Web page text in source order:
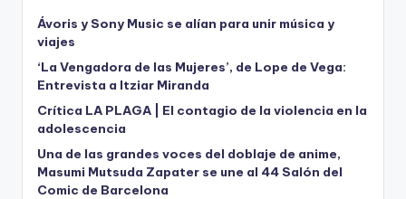
Ávoris y Sony Music se alían para unir música y
viajes
‘La Vengadora de las Mujeres’, de Lope de Vega:
Entrevista a Itziar Miranda
Crítica LA PLAGA | El contagio de la violencia en la
adolescencia
Una de las grandes voces del doblaje de anime,
Masumi Mutsuda Zapater se une al 44 Salón del
Comic de Barcelona